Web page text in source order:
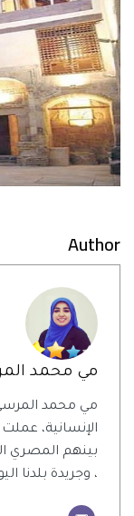
Author
مي محمد
مي محمد
الإنسانية،
بينهم المصري
، وجريدة بلدنا